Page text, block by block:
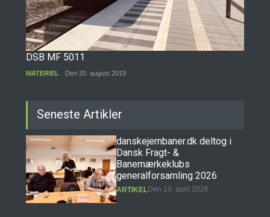
DSB MF 5011
MATERIEL Den 20. august 2019
Seneste Artikler
danskejernbaner.dk deltog i
Dansk Fragt- &
Banemærkeklubs
generalforsamling 2026
ARTIKELDen 19. april 2026